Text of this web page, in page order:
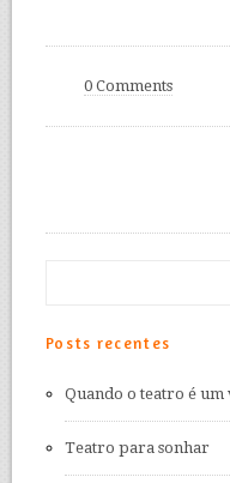
0 Comments
Posts recentes
Quando o teatro é um
Teatro para sonhar